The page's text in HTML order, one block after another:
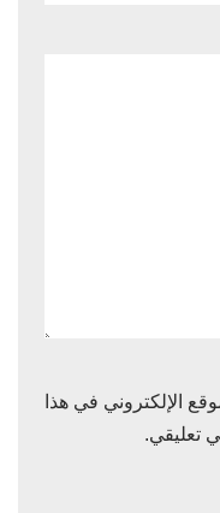
الإلكتروني في هذا
تعليقي.